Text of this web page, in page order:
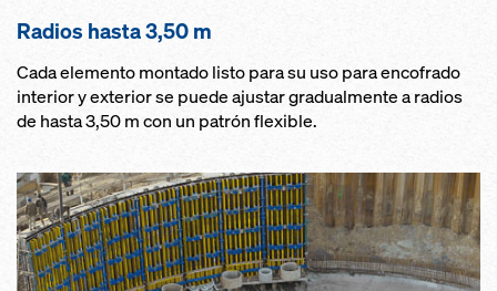
Radios hasta 3,50 m
Cada elemento montado listo para su uso para encofrado
interior y exterior se puede ajustar gradualmente a radios
de hasta 3,50 m con un patrón flexible.